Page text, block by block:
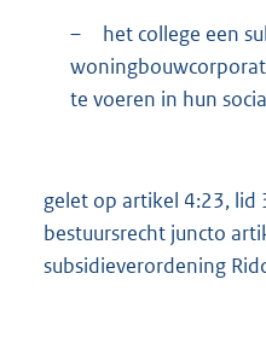
–
het college een
te voeren in hun
gelet op artikel 4:23, lid
bestuursrecht juncto
subsidieverordening